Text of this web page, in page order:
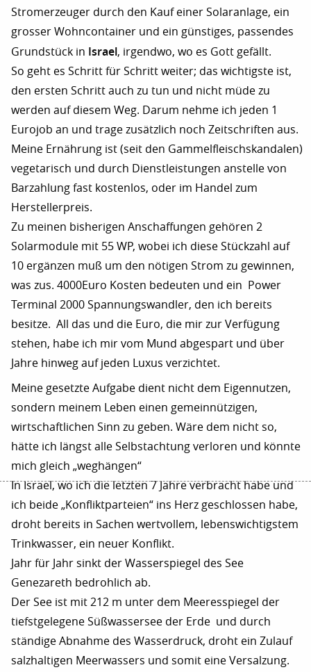
Stromerzeuger durch den Kauf einer Solaranlage, ein
grosser Wohncontainer und ein günstiges, passendes
Grundstück in Israel, irgendwo, wo es Gott gefällt.
So geht es Schritt für Schritt weiter; das wichtigste ist,
den ersten Schritt auch zu tun und nicht müde zu
werden auf diesem Weg. Darum nehme ich jeden 1
Eurojob an und trage zusätzlich noch Zeitschriften aus.
Meine Ernährung ist (seit den Gammelfleischskandalen)
vegetarisch und durch Dienstleistungen anstelle von
Barzahlung fast kostenlos, oder im Handel zum
Herstellerpreis.
Zu meinen bisherigen Anschaffungen gehören 2
Solarmodule mit 55 WP, wobei ich diese Stückzahl auf
10 ergänzen muß um den nötigen Strom zu gewinnen,
was zus. 4000Euro Kosten bedeuten und ein Power
Terminal 2000 Spannungswandler, den ich bereits
besitze. All das und die Euro, die mir zur Verfügung
stehen, habe ich mir vom Mund abgespart und über
Jahre hinweg auf jeden Luxus verzichtet.
Meine gesetzte Aufgabe dient nicht dem Eigennutzen,
sondern meinem Leben einen gemeinnützigen,
wirtschaftlichen Sinn zu geben. Wäre dem nicht so,
hätte ich längst alle Selbstachtung verloren und könnte
mich gleich „weghängen“
In Israel, wo ich die letzten 7 Jahre verbracht habe und
ich beide „Konfliktparteien“ ins Herz geschlossen habe,
droht bereits in Sachen wertvollem, lebenswichtigstem
Trinkwasser, ein neuer Konflikt.
Jahr für Jahr sinkt der Wasserspiegel des See
Genezareth bedrohlich ab.
Der See ist mit 212 m unter dem Meeresspiegel der
tiefstgelegene Süßwassersee der Erde und durch
ständige Abnahme des Wasserdruck, droht ein Zulauf
salzhaltigen Meerwassers und somit eine Versalzung.